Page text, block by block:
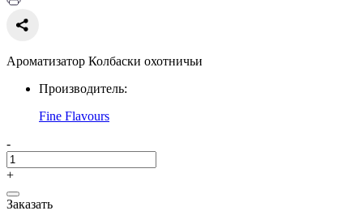
Ароматизатор Колбаски охотничьи
Производитель:
Fine Flavours
-
+
Заказать